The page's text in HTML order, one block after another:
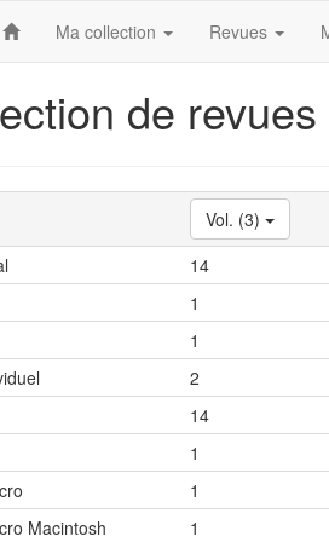
Ma collection Revues
de
Vol. (3)
14
1
1
2
14
1
1
Macintosh
1